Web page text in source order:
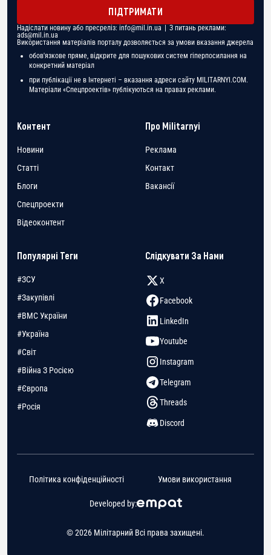
ПІДТРИМАТИ
Надіслати новину або пресреліз: info@mil.in.ua | З питань реклами:
ads@mil.in.ua
Використання матеріалів порталу дозволяється за умови вказання джерела
обов'язкове пряме, відкрите для пошукових систем гіперпосилання на
конкретний матеріал
при публікації не в Інтернеті – вказання адреси сайту MILITARNYI.COM.
Матеріали «Спецпроектів» публікуються на правах реклами.
Контент
Новини
Статті
Блоги
Спецпроекти
Відеоконтент
Про Militarnyi
Реклама
Контакт
Вакансії
Популярні Теги
#ЗСУ
#Закупівлі
#ВМС України
#Україна
#Світ
#Війна З Росією
#Європа
#Росія
Слідкувати За Нами
X
Facebook
LinkedIn
Youtube
Instagram
Telegram
Threads
Discord
© 2026 Мілітарний Всі права захищені.
Developed by:
Політика конфіденційності Умови використання